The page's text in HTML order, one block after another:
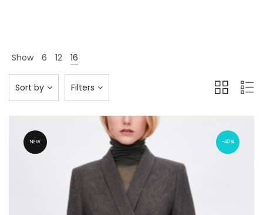
Show 6 12 16
Filters
Sort by
NEW 40%